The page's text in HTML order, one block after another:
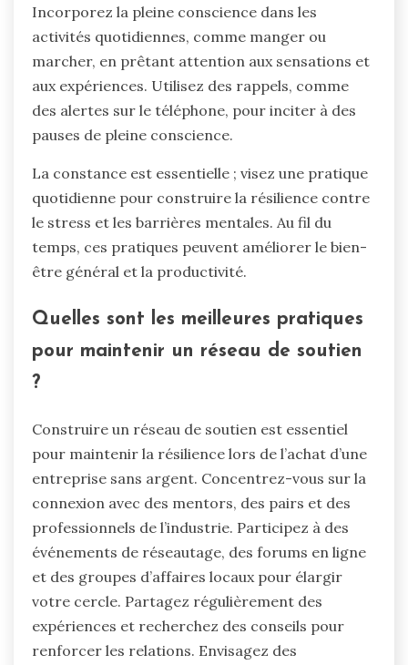
Incorporez la pleine conscience dans les
activités quotidiennes, comme manger ou
marcher, en prêtant attention aux sensations et
aux expériences. Utilisez des rappels, comme
des alertes sur le téléphone, pour inciter à des
pauses de pleine conscience.
La constance est essentielle ; visez une pratique
quotidienne pour construire la résilience contre
le stress et les barrières mentales. Au fil du
temps, ces pratiques peuvent améliorer le bien-
être général et la productivité.
Quelles sont les meilleures pratiques
pour maintenir un réseau de soutien
?
Construire un réseau de soutien est essentiel
pour maintenir la résilience lors de l’achat d’une
entreprise sans argent. Concentrez-vous sur la
connexion avec des mentors, des pairs et des
professionnels de l’industrie. Participez à des
événements de réseautage, des forums en ligne
et des groupes d’affaires locaux pour élargir
votre cercle. Partagez régulièrement des
expériences et recherchez des conseils pour
renforcer les relations. Envisagez des